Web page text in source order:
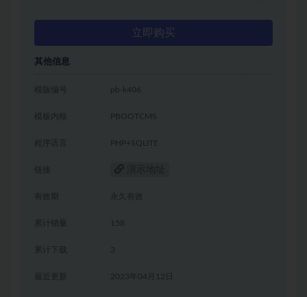
立即购买
其他信息
模版编号 pb-k406
模板内核 PBOOTCMS
程序语言 PHP+SQLITE
链接
有效期 永久有效
累计销量 158
累计下载 3
2023年04月12日